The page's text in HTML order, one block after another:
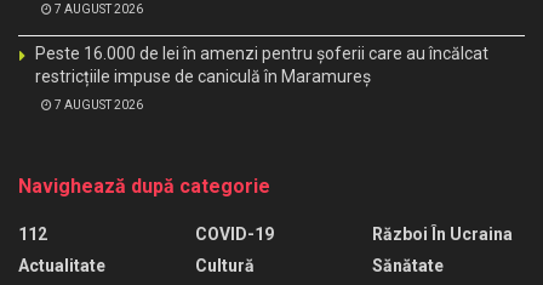
7 AUGUST 2026
Peste 16.000 de lei în amenzi pentru șoferii care au încălcat
restricțiile impuse de caniculă în Maramureș
7 AUGUST 2026
Navighează după categorie
112
Actualitate
COVID-19
Cultură
Război În Ucraina
Sănătate